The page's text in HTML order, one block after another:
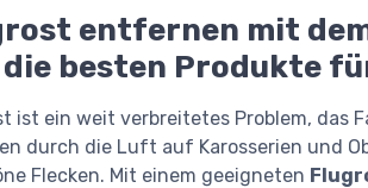
entfernen mit
besten Produkte
ist ein weit verbreitetes Problem, das
durch die Luft auf Karosserien und
Flecken. Mit einem geeigneten